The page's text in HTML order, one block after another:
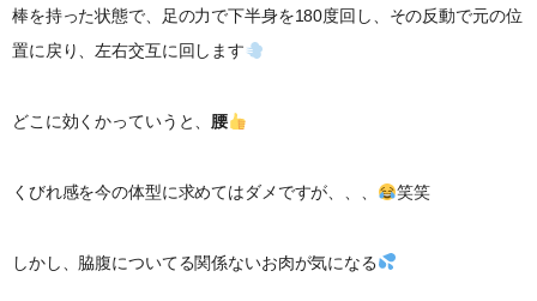
棒を持った状態で、足の力で下半身を180度回し、その反動で元の位
置に戻り、左右交互に回します
どこに効くかっていうと、 腰
くびれ感を今の体型に求めてはダメですが、、、 笑笑
しかし、脇腹についてる関係ないお肉が気になる